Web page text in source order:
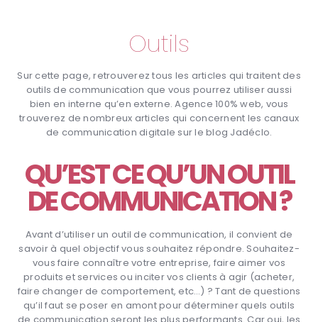
Outils
Sur cette page, retrouverez tous les articles qui traitent des
outils de communication que vous pourrez utiliser aussi
bien en interne qu’en externe. Agence 100% web, vous
trouverez de nombreux articles qui concernent les canaux
de communication digitale sur le blog Jadéclo.
QU’EST CE QU’UN OUTIL
DE COMMUNICATION ?
Avant d’utiliser un outil de communication, il convient de
savoir à quel objectif vous souhaitez répondre. Souhaitez-
vous faire connaître votre entreprise, faire aimer vos
produits et services ou inciter vos clients à agir (acheter,
faire changer de comportement, etc…) ? Tant de questions
qu’il faut se poser en amont pour déterminer quels outils